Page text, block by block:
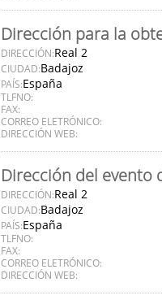
Dirección para la
DIRECCIÓN:Real 2
CIUDAD:Badajoz
PAÍS:España
TLFNO:
FAX:
CORREO ELETRÓNICO:
DIRECCIÓN WEB:
Dirección del evento
DIRECCIÓN:Real 2
CIUDAD:Badajoz
PAÍS:España
TLFNO:
FAX:
CORREO ELETRÓNICO:
DIRECCIÓN WEB: